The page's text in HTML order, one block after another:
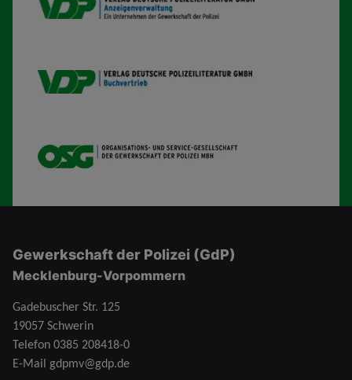
VDP AV
VDP B
OSG
Gewerkschaft der Polizei (GdP)
Mecklenburg-Vorpommern
Gadebuscher Str. 125
19057 Schwerin
Telefon 0385 208418-0
E-Mail gdpmv@gdp.de